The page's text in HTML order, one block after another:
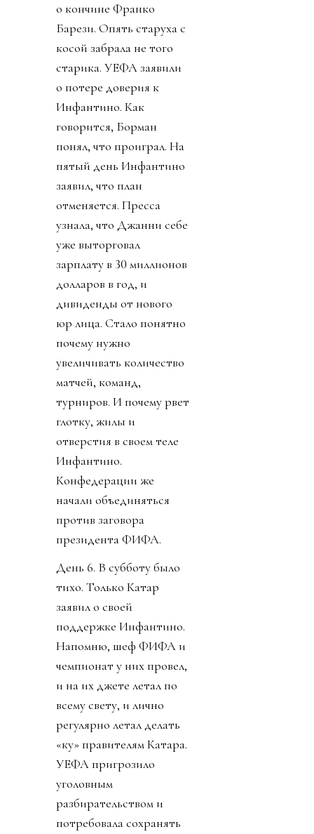
о кончине Франко
Барези. Опять старуха с
косой забрала не того
старика. УЕФА заявили
о потере доверия к
Инфантино. Как
говорится, Борман
понял, что проиграл. На
пятый день Инфантино
заявил, что план
отменяется. Пресса
узнала, что Джанни себе
уже выторговал
зарплату в 30 миллионов
долларов в год, и
дивиденды от нового
юр лица. Стало понятно
почему нужно
увеличивать количество
матчей, команд,
турниров. И почему рвет
глотку, жилы и
отверстия в своем теле
Инфантино.
Конфедерации же
начали объединяться
против заговора
президента ФИФА.
День 6. В субботу было
тихо. Только Катар
заявил о своей
поддержке Инфантино.
Напомню, шеф ФИФА и
чемпионат у них провел,
и на их джете летал по
всему свету, и лично
регулярно летал делать
«ку» правителям Катара.
УЕФА пригрозило
уголовным
разбирательством и
потребовала сохранять